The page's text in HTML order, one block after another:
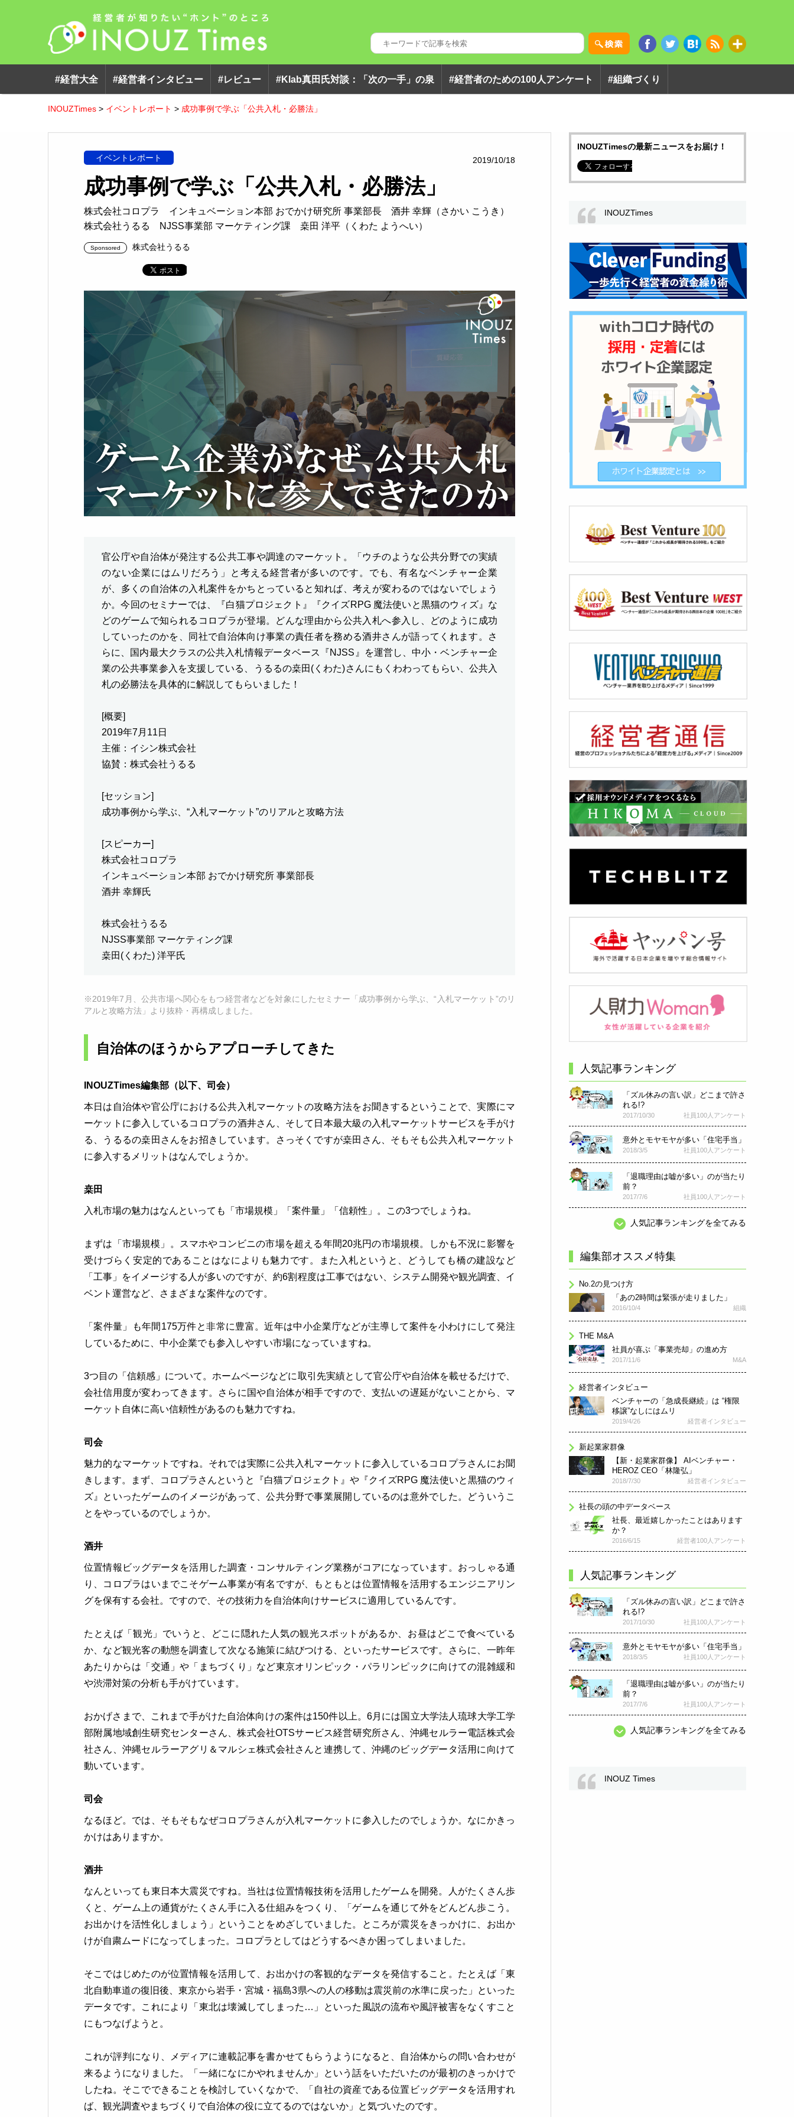
#経営大全 #経営者インタビュー #レビュー #klab真田氏対談：「次の一手」の泉 #経営者のための100人アンケート #組織づくり
INOUZTimes > イベントレポート > 成功事例で学ぶ「公共入札・必勝法」
イベントレポート 2019/10/18
成功事例で学ぶ「公共入札・必勝法」
株式会社コロプラ インキュベーション本部 おでかけ研究所 事業部長 酒井 幸輝（さかい こうき）
株式会社うるる NJSS事業部 マーケティング課 桒田 洋平（くわた ようへい）
Sponsored 株式会社うるる
官公庁や自治体が発注する公共工事や調達のマーケット。「ウチのような公共分野での実績
のない企業にはムリだろう」と考える経営者が多いのです。でも、有名なベンチャー企業
が、多くの自治体の入札案件をかちとっていると知れば、考えが変わるのではないでしょう
か。今回のセミナーでは、『白猫プロジェクト』『クイズRPG 魔法使いと黒猫のウィズ』な
どのゲームで知られるコロプラが登場。どんな理由から公共入札へ参入し、どのように成功
していったのかを、同社で自治体向け事業の責任者を務める酒井さんが語ってくれます。さ
らに、国内最大クラスの公共入札情報データベース『NJSS』を運営し、中小・ベンチャー企
業の公共事業参入を支援している、うるるの桒田(くわた)さんにもくわわってもらい、公共入
札の必勝法を具体的に解説してもらいました！
[概要]
2019年7月11日
主催：イシン株式会社
協賛：株式会社うるる
[セッション]
成功事例から学ぶ、“入札マーケット”のリアルと攻略方法
[スピーカー]
株式会社コロプラ
インキュベーション本部 おでかけ研究所 事業部長
酒井 幸輝氏
株式会社うるる
NJSS事業部 マーケティング課
桒田(くわた) 洋平氏
※2019年7月、公共市場へ関心をもつ経営者などを対象にしたセミナー「成功事例から学ぶ、“入札マーケット”のリ
アルと攻略方法」より抜粋・再構成しました。
自治体のほうからアプローチしてきた
INOUZTimes編集部（以下、司会）
本日は自治体や官公庁における公共入札マーケットの攻略方法をお聞きするということで、実際にマ
ーケットに参入しているコロプラの酒井さん、そして日本最大級の入札マーケットサービスを手がけ
る、うるるの桒田さんをお招きしています。さっそくですが桒田さん、そもそも公共入札マーケット
に参入するメリットはなんでしょうか。
桒田
入札市場の魅力はなんといっても「市場規模」「案件量」「信頼性」。この3つでしょうね。
まずは「市場規模」。スマホやコンビニの市場を超える年間20兆円の市場規模。しかも不況に影響を
受けづらく安定的であることはなによりも魅力です。また入札というと、どうしても橋の建設など
「工事」をイメージする人が多いのですが、約6割程度は工事ではない、システム開発や観光調査、イ
ベント運営など、さまざまな案件なのです。
「案件量」も年間175万件と非常に豊富。近年は中小企業庁などが主導して案件を小わけにして発注
しているために、中小企業でも参入しやすい市場になっていますね。
3つ目の「信頼感」について。ホームページなどに取引先実績として官公庁や自治体を載せるだけで、
会社信用度が変わってきます。さらに国や自治体が相手ですので、支払いの遅延がないことから、マ
ーケット自体に高い信頼性があるのも魅力ですね。
司会
魅力的なマーケットですね。それでは実際に公共入札マーケットに参入しているコロプラさんにお聞
きします。まず、コロプラさんというと『白猫プロジェクト』や『クイズRPG 魔法使いと黒猫のウィ
ズ』といったゲームのイメージがあって、公共分野で事業展開しているのは意外でした。どういうこ
とをやっているのでしょうか。
酒井
位置情報ビッグデータを活用した調査・コンサルティング業務がコアになっています。おっしゃる通
り、コロプラはいまでこそゲーム事業が有名ですが、もともとは位置情報を活用するエンジニアリン
グを保有する会社。ですので、その技術力を自治体向けサービスに適用しているんです。
たとえば「観光」でいうと、どこに隠れた人気の観光スポットがあるか、お昼はどこで食べている
か、など観光客の動態を調査して次なる施策に結びつける、といったサービスです。さらに、一昨年
あたりからは「交通」や「まちづくり」など東京オリンピック・パラリンピックに向けての混雑緩和
や渋滞対策の分析も手がけています。
おかげさまで、これまで手がけた自治体向けの案件は150件以上。6月には国立大学法人琉球大学工学
部附属地域創生研究センターさん、株式会社OTSサービス経営研究所さん、沖縄セルラー電話株式会
社さん、沖縄セルラーアグリ＆マルシェ株式会社さんと連携して、沖縄のビッグデータ活用に向けて
動いています。
司会
なるほど。では、そもそもなぜコロプラさんが入札マーケットに参入したのでしょうか。なにかきっ
かけはありますか。
酒井
なんといっても東日本大震災ですね。当社は位置情報技術を活用したゲームを開発。人がたくさん歩
くと、ゲーム上の通貨がたくさん手に入る仕組みをつくり、「ゲームを通じて外をどんどん歩こう。
お出かけを活性化しましょう」ということをめざしていました。ところが震災をきっかけに、お出か
けが自粛ムードになってしまった。コロプラとしてはどうするべきか困ってしまいました。
そこではじめたのが位置情報を活用して、お出かけの客観的なデータを発信すること。たとえば「東
北自動車道の復旧後、東京から岩手・宮城・福島3県への人の移動は震災前の水準に戻った」といった
データです。これにより「東北は壊滅してしまった…」といった風説の流布や風評被害をなくすこと
にもつなげようと。
これが評判になり、メディアに連載記事を書かせてもらうようになると、自治体からの問い合わせが
来るようになりました。「一緒になにかやれませんか」という話をいただいたのが最初のきっかけで
したね。そこでできることを検討していくなかで、「自社の資産である位置ビッグデータを活用すれ
ば、観光調査やまちづくりで自治体の役に立てるのではないか」と気づいたのです。
INOUZTimesの最新ニュースをお届け！
INOUZTimes
人気記事ランキング
「ズル休みの言い訳」どこまで許さ
れる!?
2017/10/30 社員100人アンケート
意外とモヤモヤが多い「住宅手当」
2018/3/5 社員100人アンケート
「退職理由は嘘が多い」のが当たり
前？
2017/7/6 社員100人アンケート
人気記事ランキングを全てみる
編集部オススメ特集
No.2の見つけ方
「あの2時間は緊張が走りました」
2016/10/4 組織
THE M&A
社員が喜ぶ「事業売却」の進め方
2017/11/6 M&A
経営者インタビュー
ベンチャーの「急成長継続」は “権限
移譲”なしにはムリ
2019/4/26 経営者インタビュー
新起業家群像
【新・起業家群像】 AIベンチャー・
HEROZ CEO「林隆弘」
2018/7/30 経営者インタビュー
社長の頭の中データベース
社長、最近嬉しかったことはあります
か？
2016/6/15 経営者100人アンケート
人気記事ランキング
「ズル休みの言い訳」どこまで許さ
れる!?
2017/10/30 社員100人アンケート
意外とモヤモヤが多い「住宅手当」
2018/3/5 社員100人アンケート
「退職理由は嘘が多い」のが当たり
前？
2017/7/6 社員100人アンケート
人気記事ランキングを全てみる
INOUZ Times